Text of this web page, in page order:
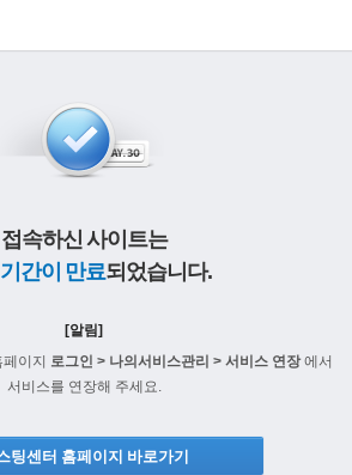
접속하신 사이트는
간이 만료되었습니다.
[알림]
이지 로그인 > 나의서비스관리 > 서비스 연장에서
서비스를 연장해 주세요.
팅센터 홈페이지 바로가기